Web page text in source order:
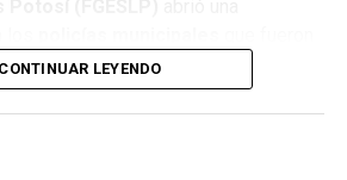
en un sitio que las autoridades tienen
de venta de drogas.
CONTINUAR LEYENDO